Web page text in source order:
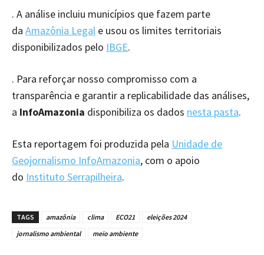
. A análise incluiu municípios que fazem parte
da Amazônia Legal e usou os limites territoriais
disponibilizados pelo IBGE.
. Para reforçar nosso compromisso com a
transparência e garantir a replicabilidade das análises,
a InfoAmazonia disponibiliza os dados nesta pasta.
Esta reportagem foi produzida pela Unidade de
Geojornalismo InfoAmazonia, com o apoio
do Instituto Serrapilheira.
TAGS amazônia clima ECO21
eleições 2024
jornalismo ambiental
meio ambiente